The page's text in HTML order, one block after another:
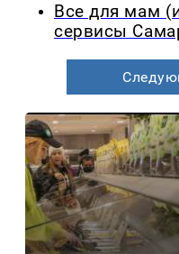
Все для мам
сервисы